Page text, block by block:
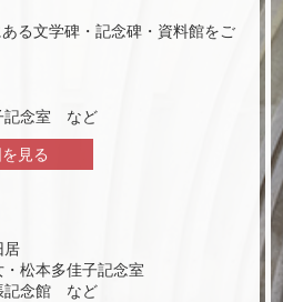
る文学碑・記念碑・資料館をご
記念室 など
見る
居
・松本多佳子記念室
記念館 など